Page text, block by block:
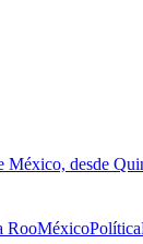
México, desde
RooMéxicoPolítica